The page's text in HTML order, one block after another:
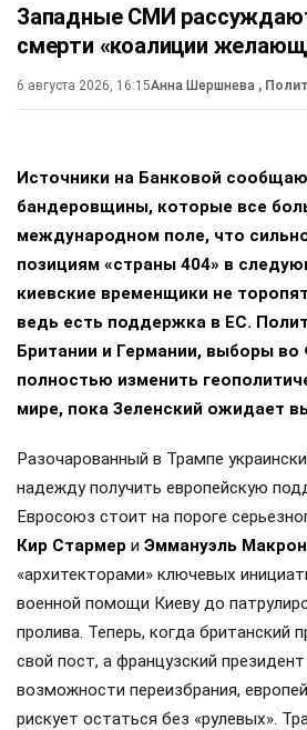
Западные СМИ
смерти «коалиции
6 августа 2026, 16:15Анна Шершнева ,
Источники на Банковой
бандеровщины, которые все
международном поле, что
позициям «страны 404» в
киевские временщики не
ведь есть поддержка в ЕС.
Британии и Германии, выборы во
полностью изменить
мире, пока Зеленский ожидает
Разочарованный в Трампе
надежду получить европейскую
Евросоюз стоит на пороге
Кир Стармер и Эммануэль Макрон
«архитекторами» ключевых
военной помощи Киеву до
пролива. Теперь, когда британский
свой пост, а французский президент
возможности переизбрания,
рискует остаться без «рулевых».